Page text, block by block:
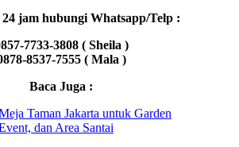
24 jam hubungi Whatsapp/Telp :
7733-3808 ( Sheila )
8537-7555 ( Mala )
Baca Juga :
Taman Jakarta untuk Garden
dan Area Santai